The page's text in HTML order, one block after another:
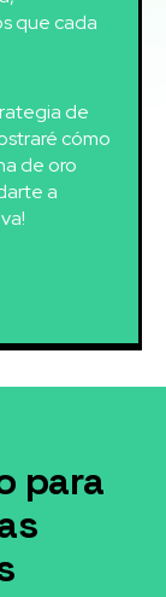
que cada
de
cómo
de oro
a
para